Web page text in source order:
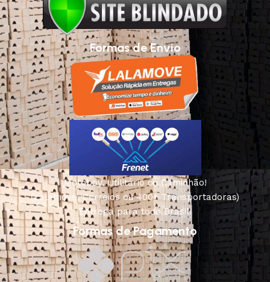
Formas de Envio
Motoboy, Utilitário ou Caminhão!
(Lalamove, Correios ou 400+ Transportadoras)
Entrega para todo Brasil!
Formas de Pagamento